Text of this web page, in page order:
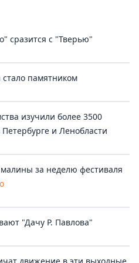
сразится с "Тверью"
памятником
изучили более 3500
и Ленобласти
за неделю фестиваля
"Дачу Р. Павлова"